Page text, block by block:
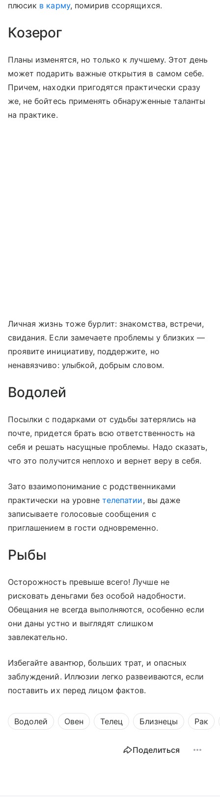
плюсик в карму, помирив ссорящихся.
Козерог
Планы изменятся, но только к лучшему. Этот день
может подарить важные открытия в самом себе.
Причем, находки пригодятся практически сразу
же, не бойтесь применять обнаруженные таланты
на практике.
Личная жизнь тоже бурлит: знакомства, встречи,
свидания. Если замечаете проблемы у близких —
проявите инициативу, поддержите, но
ненавязчиво: улыбкой, добрым словом.
Водолей
Посылки с подарками от судьбы затерялись на
почте, придется брать всю ответственность на
себя и решать насущные проблемы. Надо сказать,
что это получится неплохо и вернет веру в себя.
Зато взаимопонимание с родственниками
практически на уровнетелепатии, вы даже
записываете голосовые сообщения с
приглашением в гости одновременно.
Рыбы
Осторожность превыше всего! Лучше не
рисковать деньгами без особой надобности.
Обещания не всегда выполняются, особенно если
они даны устно и выглядят слишком
завлекательно.
Избегайте авантюр, больших трат, и опасных
заблуждений. Иллюзии легко развеиваются, если
поставить их перед лицом фактов.
Водолей Овен Телец Близнецы Рак
Поделиться